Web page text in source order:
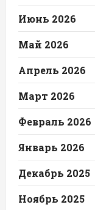
Июнь 2026
Май 2026
Апрель 2026
Март 2026
Февраль 2026
Январь 2026
Декабрь 2025
Ноябрь 2025